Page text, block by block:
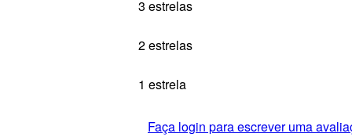
3 estrelas
2 estrelas
1 estrela
Faça login para escrever uma